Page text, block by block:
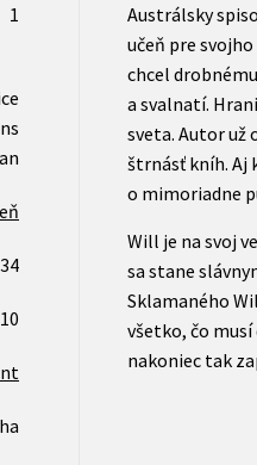
1
10
Austrálsky
učeň pre
chcel
a svalnatí.
sveta. Autor už
štrnásť kníh. Aj
o mimoriadne
Will je na svoj
sa stane
Sklamaného
všetko, čo
nakoniec tak